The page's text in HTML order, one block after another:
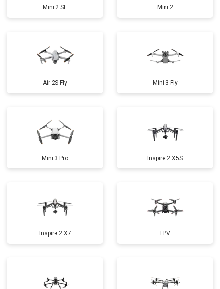
Mini 2 SE Mini 2
Air 2S Fly Mini 3 Fly
Mini 3 Pro Inspire 2 X5S
Inspire 2 X7 FPV